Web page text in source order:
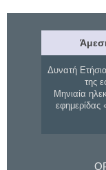
Δυνατή
της
Μηνιαία